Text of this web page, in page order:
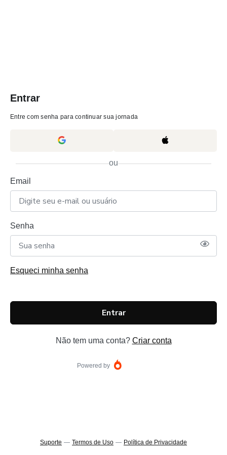
Entrar
Entre com senha para continuar sua jornada
ou
Email
Senha
Esqueci minha senha
Entrar
Não tem uma conta? Criar conta
Powered by
Suporte — Termos de Uso — Política de Privacidade